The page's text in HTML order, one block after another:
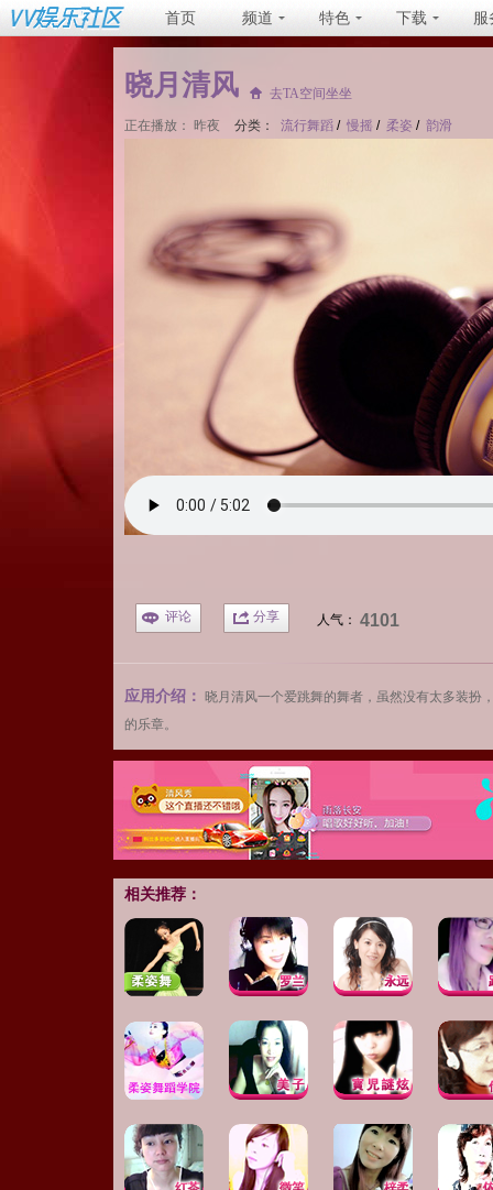
首页 频道 特色 下载 服
晓月清风 去TA空间坐坐
正在播放： 昨夜 分类： 流行舞蹈 / 慢摇 / 柔姿 / 韵滑
评论 分享 人气： 4101
应用介绍：
晓月清风一个爱跳舞的舞者，虽然没有太多装扮
的乐章。
相关推荐：